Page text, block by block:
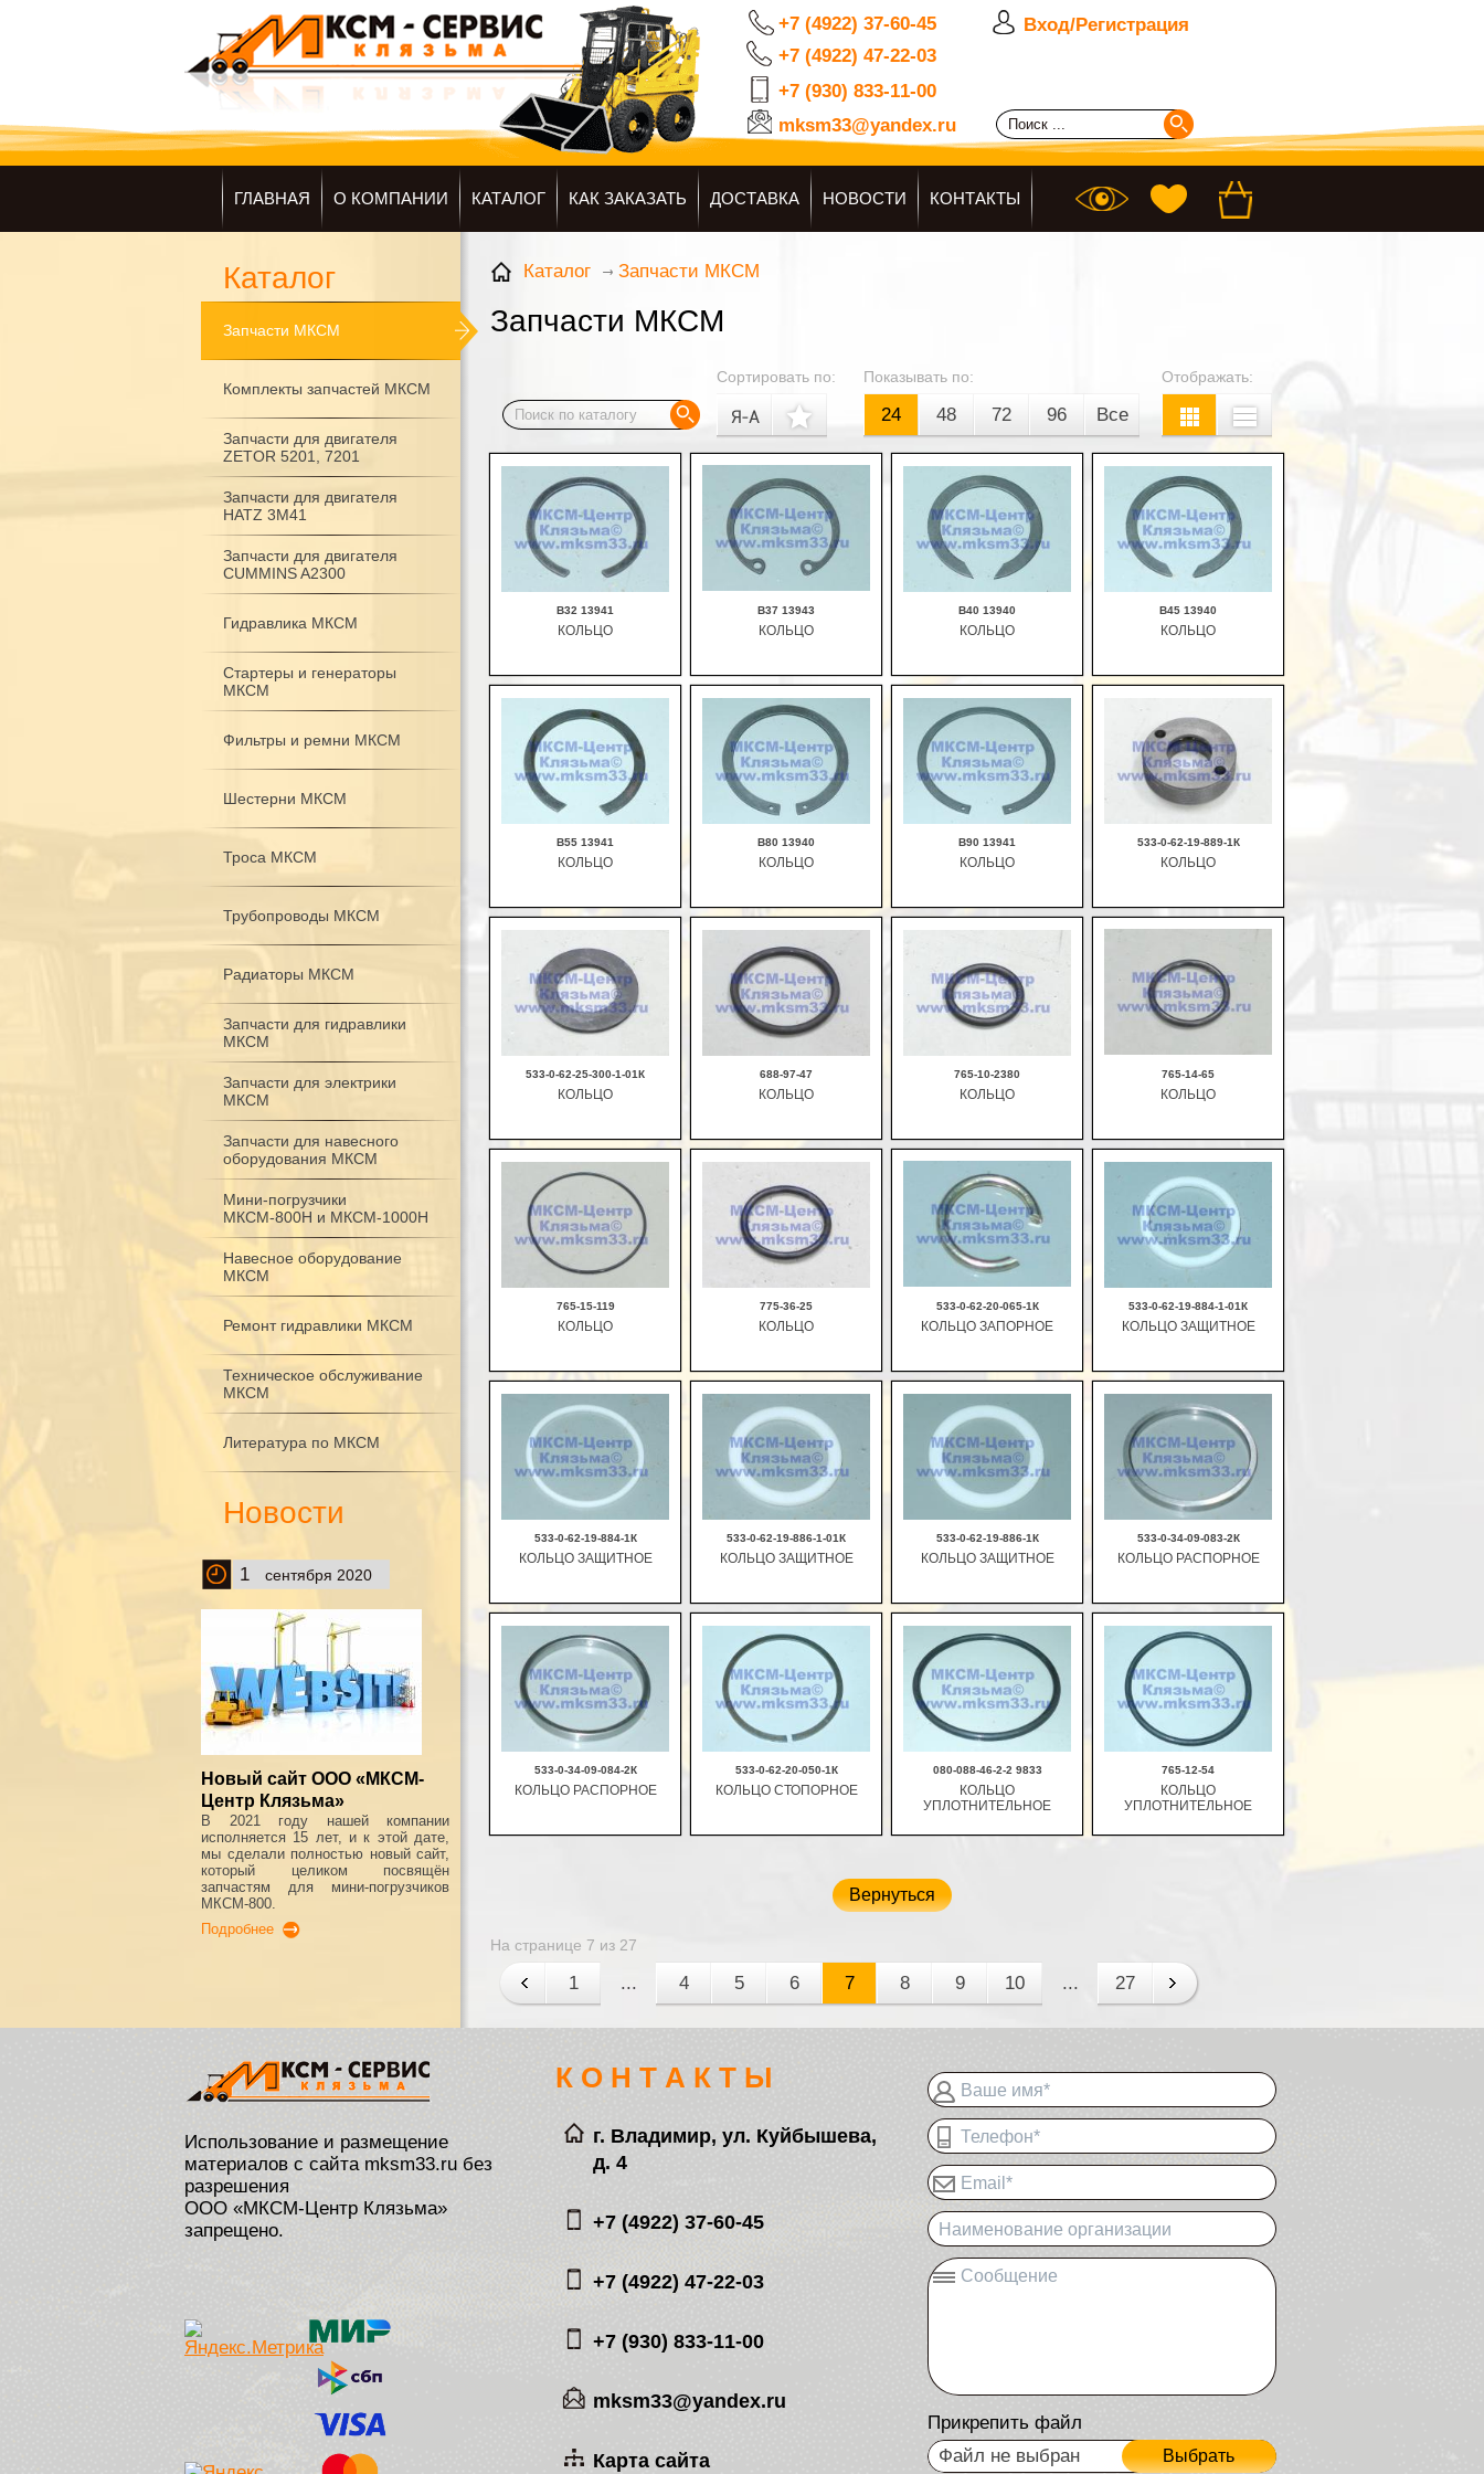
mksm33@yandex.ru
+7 (4922) 37-60-45
+7 (4922) 47-22-03
+7 (930) 833-11-00
Вход/Регистрация
ГЛАВНАЯ О КОМПАНИИ КАТАЛОГ КАК ЗАКАЗАТЬ ДОСТАВКА НОВОСТИ КОНТАКТЫ
Каталог
Запчасти МКСМ
Комплекты запчастей МКСМ
Запчасти для двигателя
ZETOR 5201, 7201
Запчасти для двигателя
HATZ 3M41
Запчасти для двигателя
CUMMINS A2300
Гидравлика МКСМ
Стартеры и генераторы
МКСМ
Фильтры и ремни МКСМ
Шестерни МКСМ
Троса МКСМ
Трубопроводы МКСМ
Радиаторы МКСМ
Запчасти для гидравлики
МКСМ
Запчасти для электрики
МКСМ
Запчасти для навесного
оборудования МКСМ
Мини-погрузчики
МКСМ-800H и МКСМ-1000H
Навесное оборудование
МКСМ
Ремонт гидравлики МКСМ
Техническое обслуживание
МКСМ
Литература по МКСМ
Новости
1 сентября 2020
Новый сайт ООО «МКСМ-
Центр Клязьма»
В 2021 году нашей компании
исполняется 15 лет, и к этой дате,
мы сделали полностью новый сайт,
который целиком посвящён
запчастям для мини-погрузчиков
МКСМ-800.
Подробнее
Каталог Запчасти МКСМ
Запчасти МКСМ
Сортировать по: Показывать по:
24 48 72 96 Все
Отображать:
В корзину
В32 13941
КОЛЬЦО
В корзину
В37 13943
КОЛЬЦО
В корзину
В40 13940
КОЛЬЦО
В корзину
В45 13940
КОЛЬЦО
В корзину
В55 13941
КОЛЬЦО
В корзину
В80 13940
КОЛЬЦО
В корзину
В90 13941
КОЛЬЦО
В корзину
533-0-62-19-889-1К
КОЛЬЦО
В корзину
533-0-62-25-300-1-01К
КОЛЬЦО
В корзину
688-97-47
КОЛЬЦО
В корзину
765-10-2380
КОЛЬЦО
В корзину
765-14-65
КОЛЬЦО
В корзину
765-15-119
КОЛЬЦО
В корзину
775-36-25
КОЛЬЦО
В корзину
533-0-62-20-065-1К
КОЛЬЦО ЗАПОРНОЕ
В корзину
533-0-62-19-884-1-01К
КОЛЬЦО ЗАЩИТНОЕ
В корзину
533-0-62-19-884-1К
КОЛЬЦО ЗАЩИТНОЕ
В корзину
533-0-62-19-886-1-01К
КОЛЬЦО ЗАЩИТНОЕ
В корзину
533-0-62-19-886-1К
КОЛЬЦО ЗАЩИТНОЕ
В корзину
533-0-34-09-083-2К
КОЛЬЦО РАСПОРНОЕ
533-0-34-09-084-2К
КОЛЬЦО РАСПОРНОЕ
533-0-62-20-050-1К
КОЛЬЦО СТОПОРНОЕ
080-088-46-2-2 9833
КОЛЬЦО
УПЛОТНИТЕЛЬНОЕ
765-12-54
КОЛЬЦО
УПЛОТНИТЕЛЬНОЕ
Вернуться
На странице 7 из 27
1 ... 4 5 6 7 8 9 10 ... 27
Использование и размещение
материалов с сайта mksm33.ru без
разрешения
ООО «МКСМ-Центр Клязьма»
запрещено.
К О Н Т А К Т Ы
г. Владимир, ул. Куйбышева,
д. 4
+7 (4922) 37-60-45
+7 (4922) 47-22-03
+7 (930) 833-11-00
mksm33@yandex.ru
Карта сайта
Ваше имя*
Телефон*
Email*
Наименование организации
Сообщение
Прикрепить файл
Выбрать
Файл не выбран